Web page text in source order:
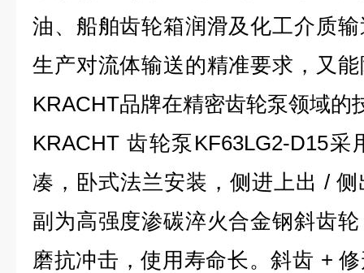
油、船舶齿轮箱润滑及化工介质
生产对流体输送的精准要求，又
KRACHT品牌在精密齿轮泵领域的
KRACHT 齿轮泵KF63LG2-D15
凑，卧式法兰安装，侧进上出 /
副为高强度渗碳淬火合金钢斜齿
磨抗冲击，使用寿命长。斜齿 +